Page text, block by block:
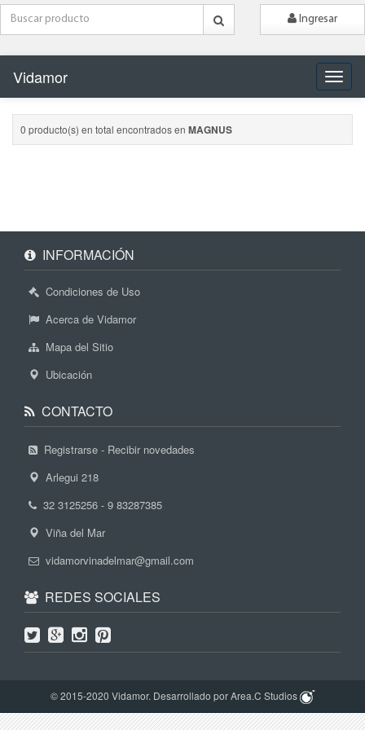
Ingresar
Vidamor
0 producto(s) en total encontrados en MAGNUS
INFORMACIÓN
Condiciones de Uso
Acerca de Vidamor
Mapa del Sitio
Ubicación
CONTACTO
Registrarse - Recibir novedades
Arlegui 218
32 3125256 - 9 83287385
Viña del Mar
vidamorvinadelmar@gmail.com
REDES SOCIALES
© 2015-2020 Vidamor. Desarrollado por Area.C Studios